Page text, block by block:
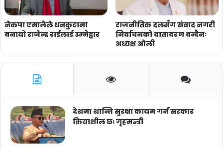
नेकपा एमालेले धनकुटामा
बनायो राजेन्द्र राईलाई उम्मेद्वार
राजनीतिक दलसँग संवाद नगरी
निर्वाचनको वातावरण बन्दैनः
अध्यक्ष ओली
देशमा शान्ति सुरक्षा कायम गर्न सरकार
क्रियाशील छः गृहमन्त्री